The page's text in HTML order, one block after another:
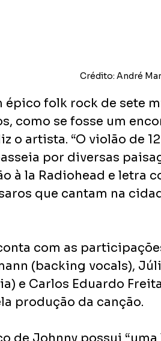
Crédito: André
épico folk rock de sete
como se fosse um
o artista. “O violão de
por diversas
à la Radiohead e letra
que cantam na
conta com as
(backing vocals),
e Carlos Eduardo
produção da canção.